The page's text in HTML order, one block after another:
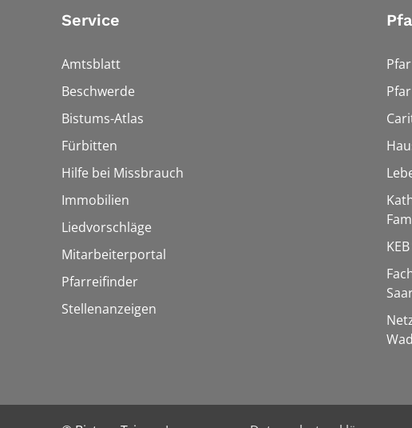
Service
Amtsblatt
Beschwerde
Bistums-Atlas
Fürbitten
Hilfe bei Missbrauch
Immobilien
Liedvorschläge
Mitarbeiterportal
Pfarreifinder
Stellenanzeigen